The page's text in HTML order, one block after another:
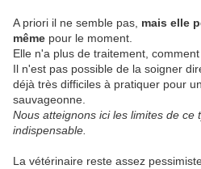
A priori il ne semble pas, mais elle
même pour le moment.
Elle n'a plus de traitement,
Il n'est pas possible de la soigner
déjà très difficiles à pratiquer pour
sauvageonne.
Nous atteignons ici les limites de ce
indispensable.
La vétérinaire reste assez